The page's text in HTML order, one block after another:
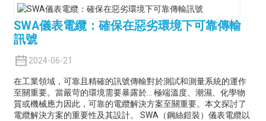
SWA儀表電纜：確保在惡劣環境下可靠傳輸
訊號
2024-06-21
在工業領域，可靠且精確的訊號傳輸對於測試和測量系統的運作
至關重要。當嚴苛的環境需要暴露於… 極端溫度、潮濕、化學物
質或機械應力因此，可靠的電纜解決方案至關重要。本文探討了
電纜解決方案的重要性及其設計。 SWA（鋼絲鎧裝）儀表電纜以